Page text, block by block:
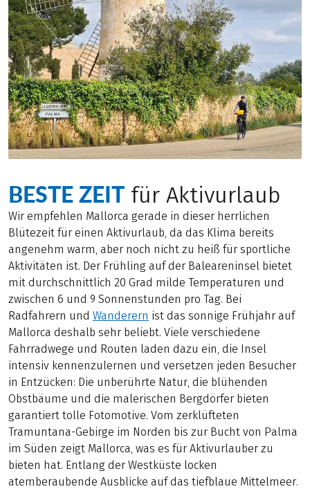
BESTE ZEIT für Aktivurlaub
Wir empfehlen Mallorca gerade in dieser herrlichen
Blütezeit für einen Aktivurlaub, da das Klima bereits
angenehm warm, aber noch nicht zu heiß für sportliche
Aktivitäten ist. Der Frühling auf der Baleareninsel bietet
mit durchschnittlich 20 Grad milde Temperaturen und
zwischen 6 und 9 Sonnenstunden pro Tag. Bei
Radfahrern und Wanderern ist das sonnige Frühjahr auf
Mallorca deshalb sehr beliebt. Viele verschiedene
Fahrradwege und Routen laden dazu ein, die Insel
intensiv kennenzulernen und versetzen jeden Besucher
in Entzücken: Die unberührte Natur, die blühenden
Obstbäume und die malerischen Bergdörfer bieten
garantiert tolle Fotomotive. Vom zerklüfteten
Tramuntana-Gebirge im Norden bis zur Bucht von Palma
im Süden zeigt Mallorca, was es für Aktivurlauber zu
bieten hat. Entlang der Westküste locken
atemberaubende Ausblicke auf das tiefblaue Mittelmeer.